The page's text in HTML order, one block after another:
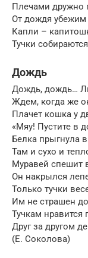
Плечами дружно
От дождя
Капли –
Тучки
Дождь
Дождь, дождь…
Ждем, когда же
Плачет кошка у
«Мяу! Пустите в
Белка прыгнула
Там и сухо и
Муравей спешит
Он накрылся
Только тучки
Им не страшен
Тучкам нравится
Друг за другом
(Е. Соколова)